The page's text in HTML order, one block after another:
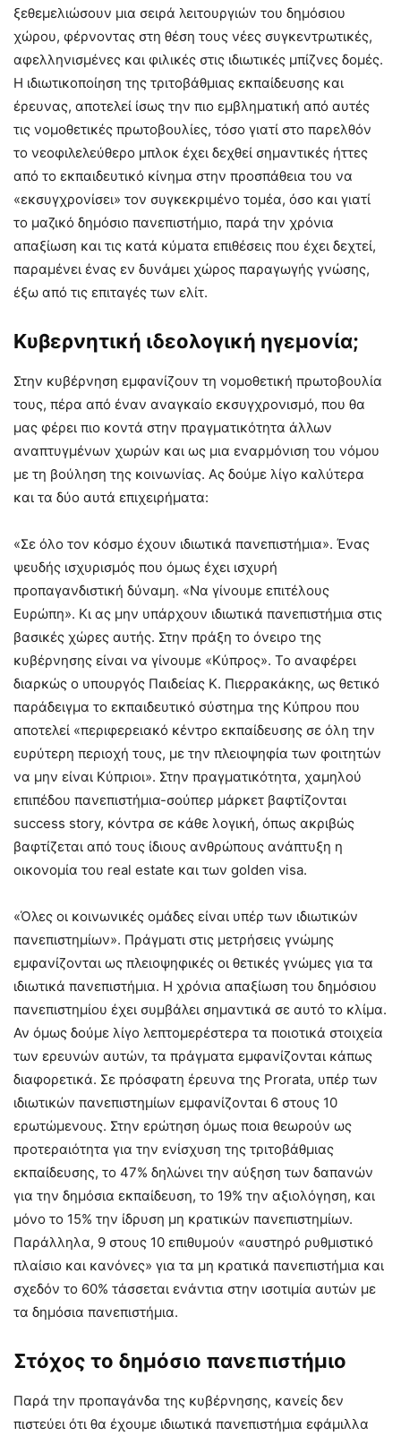
ξεθεμελιώσουν μια σειρά λειτουργιών του δημόσιου
χώρου, φέρνοντας στη θέση τους νέες συγκεντρωτικές,
αφελληνισμένες και φιλικές στις ιδιωτικές μπίζνες δομές.
Η ιδιωτικοποίηση της τριτοβάθμιας εκπαίδευσης και
έρευνας, αποτελεί ίσως την πιο εμβληματική από αυτές
τις νομοθετικές πρωτοβουλίες, τόσο γιατί στο παρελθόν
το νεοφιλελεύθερο μπλοκ έχει δεχθεί σημαντικές ήττες
από το εκπαιδευτικό κίνημα στην προσπάθεια του να
«εκσυγχρονίσει» τον συγκεκριμένο τομέα, όσο και γιατί
το μαζικό δημόσιο πανεπιστήμιο, παρά την χρόνια
απαξίωση και τις κατά κύματα επιθέσεις που έχει δεχτεί,
παραμένει ένας εν δυνάμει χώρος παραγωγής γνώσης,
έξω από τις επιταγές των ελίτ.
Κυβερνητική ιδεολογική ηγεμονία;
Στην κυβέρνηση εμφανίζουν τη νομοθετική πρωτοβουλία
τους, πέρα από έναν αναγκαίο εκσυγχρονισμό, που θα
μας φέρει πιο κοντά στην πραγματικότητα άλλων
αναπτυγμένων χωρών και ως μια εναρμόνιση του νόμου
με τη βούληση της κοινωνίας. Ας δούμε λίγο καλύτερα
και τα δύο αυτά επιχειρήματα:
«Σε όλο τον κόσμο έχουν ιδιωτικά πανεπιστήμια». Ένας
ψευδής ισχυρισμός που όμως έχει ισχυρή
προπαγανδιστική δύναμη. «Να γίνουμε επιτέλους
Ευρώπη». Κι ας μην υπάρχουν ιδιωτικά πανεπιστήμια στις
βασικές χώρες αυτής. Στην πράξη το όνειρο της
κυβέρνησης είναι να γίνουμε «Κύπρος». Το αναφέρει
διαρκώς ο υπουργός Παιδείας Κ. Πιερρακάκης, ως θετικό
παράδειγμα το εκπαιδευτικό σύστημα της Κύπρου που
αποτελεί «περιφερειακό κέντρο εκπαίδευσης σε όλη την
ευρύτερη περιοχή τους, με την πλειοψηφία των φοιτητών
να μην είναι Κύπριοι». Στην πραγματικότητα, χαμηλού
επιπέδου πανεπιστήμια-σούπερ μάρκετ βαφτίζονται
success story, κόντρα σε κάθε λογική, όπως ακριβώς
βαφτίζεται από τους ίδιους ανθρώπους ανάπτυξη η
οικονομία του real estate και των golden visa.
«Όλες οι κοινωνικές ομάδες είναι υπέρ των ιδιωτικών
πανεπιστημίων». Πράγματι στις μετρήσεις γνώμης
εμφανίζονται ως πλειοψηφικές οι θετικές γνώμες για τα
ιδιωτικά πανεπιστήμια. Η χρόνια απαξίωση του δημόσιου
πανεπιστημίου έχει συμβάλει σημαντικά σε αυτό το κλίμα.
Αν όμως δούμε λίγο λεπτομερέστερα τα ποιοτικά στοιχεία
των ερευνών αυτών, τα πράγματα εμφανίζονται κάπως
διαφορετικά. Σε πρόσφατη έρευνα της Prorata, υπέρ των
ιδιωτικών πανεπιστημίων εμφανίζονται 6 στους 10
ερωτώμενους. Στην ερώτηση όμως ποια θεωρούν ως
προτεραιότητα για την ενίσχυση της τριτοβάθμιας
εκπαίδευσης, το 47% δηλώνει την αύξηση των δαπανών
για την δημόσια εκπαίδευση, το 19% την αξιολόγηση, και
μόνο το 15% την ίδρυση μη κρατικών πανεπιστημίων.
Παράλληλα, 9 στους 10 επιθυμούν «αυστηρό ρυθμιστικό
πλαίσιο και κανόνες» για τα μη κρατικά πανεπιστήμια και
σχεδόν το 60% τάσσεται ενάντια στην ισοτιμία αυτών με
τα δημόσια πανεπιστήμια.
Στόχος το δημόσιο πανεπιστήμιο
Παρά την προπαγάνδα της κυβέρνησης, κανείς δεν
πιστεύει ότι θα έχουμε ιδιωτικά πανεπιστήμια εφάμιλλα